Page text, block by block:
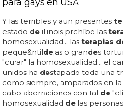
para gays en USA
Y las terribles y aún presentes
estado de illinois prohíbe las
homosexualidad... las terapias
peque&ntilde;as o grandes
"curar" la homosexualidad... el
unidos ha destapado toda una
como siempre, amparados en
cabo aberraciones con tal de
homosexualidad de las